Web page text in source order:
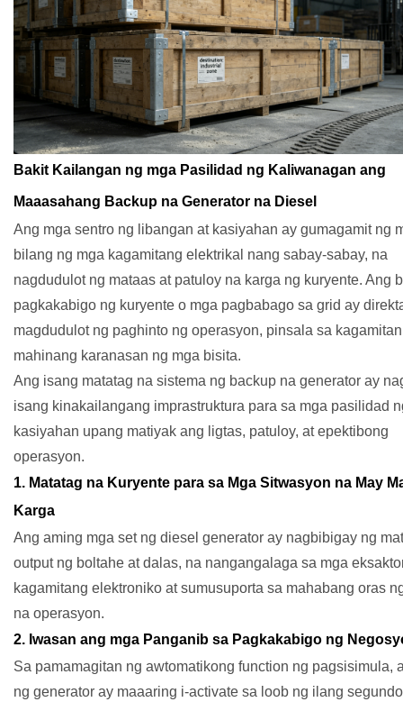
Bakit Kailangan ng mga Pasilidad ng Kaliwanagan ang
Maaasahang Backup na Generator na Diesel
Ang mga sentro ng libangan at kasiyahan ay gumagamit ng
bilang ng mga kagamitang elektrikal nang sabay-sabay, na
nagdudulot ng mataas at patuloy na karga ng kuryente. Ang
pagkakabigo ng kuryente o mga pagbabago sa grid ay
magdudulot ng paghinto ng operasyon, pinsala sa
mahinang karanasan ng mga bisita.
Ang isang matatag na sistema ng backup na generator ay
isang kinakailangang imprastruktura para sa mga pasilidad
kasiyahan upang matiyak ang ligtas, patuloy, at epektibong
operasyon.
1. Matatag na Kuryente para sa Mga Sitwasyon na May
Karga
Ang aming mga set ng diesel generator ay nagbibigay ng
output ng boltahe at dalas, na nangangalaga sa mga
kagamitang elektroniko at sumusuporta sa mahabang oras
na operasyon.
2. Iwasan ang mga Panganib sa Pagkakabigo ng
Sa pamamagitan ng awtomatikong function ng pagsisimula,
ng generator ay maaaring i-activate sa loob ng ilang